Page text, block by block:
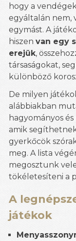
hogy a
egyáltalán nem,
egymást. A
hiszen van egy
erejük,
társaságokat,
különböző
De milyen
alábbiakban
hagyományos
amik
gyerkőcök
meg. A lista
megosztunk
tökéletesíteni a
A
játékok